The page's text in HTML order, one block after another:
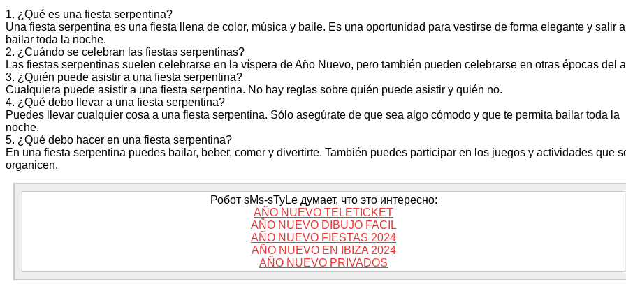
1. ¿Qué es una fiesta serpentina?
Una fiesta serpentina es una fiesta llena de color, música y baile. Es una oportunidad para vestirse de forma elegante y salir a
bailar toda la noche.
2. ¿Cuándo se celebran las fiestas serpentinas?
Las fiestas serpentinas suelen celebrarse en la víspera de Año Nuevo, pero también pueden celebrarse en otras épocas del
3. ¿Quién puede asistir a una fiesta serpentina?
Cualquiera puede asistir a una fiesta serpentina. No hay reglas sobre quién puede asistir y quién no.
4. ¿Qué debo llevar a una fiesta serpentina?
Puedes llevar cualquier cosa a una fiesta serpentina. Sólo asegúrate de que sea algo cómodo y que te permita bailar toda la
noche.
5. ¿Qué debo hacer en una fiesta serpentina?
En una fiesta serpentina puedes bailar, beber, comer y divertirte. También puedes participar en los juegos y actividades que
organicen.
Робот sMs-sTyLe думает, что это интересно:
AÑO NUEVO TELETICKET
AÑO NUEVO DIBUJO FACIL
AÑO NUEVO FIESTAS 2024
AÑO NUEVO EN IBIZA 2024
AÑO NUEVO PRIVADOS